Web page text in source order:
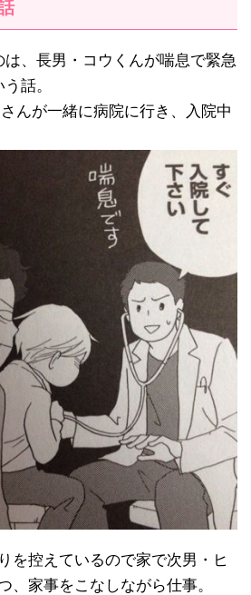
、長男・コウくんが喘息で緊急
話。
んが一緒に病院に行き、入院中
を控えているので家で次男・ヒ
、家事をこなしながら仕事。